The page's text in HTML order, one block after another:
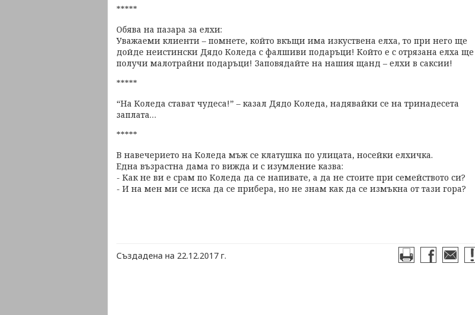
*****
Обява на пазара за елхи:
Уважаеми клиенти – помнете, който вкъщи има изкуствена елха, то при него ще
дойде неистински Дядо Коледа с фалшиви подаръци! Който е с отрязана елха ще
получи малотрайни подаръци! Заповядайте на нашия щанд – елхи в саксии!
*****
“На Коледа стават чудеса!” – казал Дядо Коледа, надявайки се на тринадесета
заплата…
*****
В навечерието на Коледа мъж се клатушка по улицата, носейки елхичка.
Една възрастна дама го вижда и с изумление казва:
- Как не ви е срам по Коледа да се напивате, а да не стоите при семейството си?
- И на мен ми се иска да се прибера, но не знам как да се измъкна от тази гора?
Създадена на 22.12.2017 г.